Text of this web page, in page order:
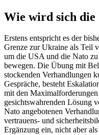
Wie wird sich die
Erstens entspricht es der
Grenze zur Ukraine als Teil
um die USA und die Nato
bewegen. Die Übung mit
stockenden Verhandlungen
Gespräche, besteht
mit den
gesichtswahrenden Lösung
Nato angebotenen
vertrauens- und
Ergänzung ein, nicht aber